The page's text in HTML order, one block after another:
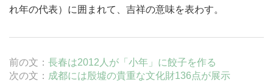
れ年の代表） に囲まれて、吉祥の意味を表わす。
前の文： 長春は2012人が「小年」に餃子を作る
次の文： 成都には殷墟の貴重な文化財136点が展示